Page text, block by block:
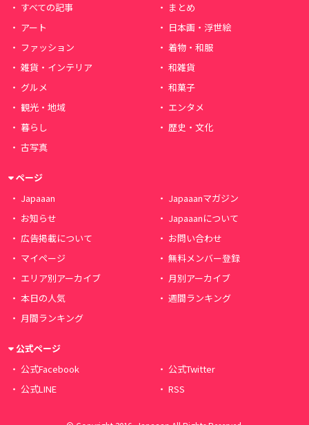
すべての記事
まとめ
アート
日本画・浮世絵
ファッション
着物・和服
雑貨・インテリア
和雑貨
グルメ
和菓子
観光・地域
エンタメ
暮らし
歴史・文化
古写真
ページ
Japaaan
Japaaanマガジン
お知らせ
Japaaanについて
広告掲載について
お問い合わせ
マイページ
無料メンバー登録
エリア別アーカイブ
月別アーカイブ
本日の人気
週間ランキング
月間ランキング
公式ページ
公式Facebook
公式Twitter
公式LINE
RSS